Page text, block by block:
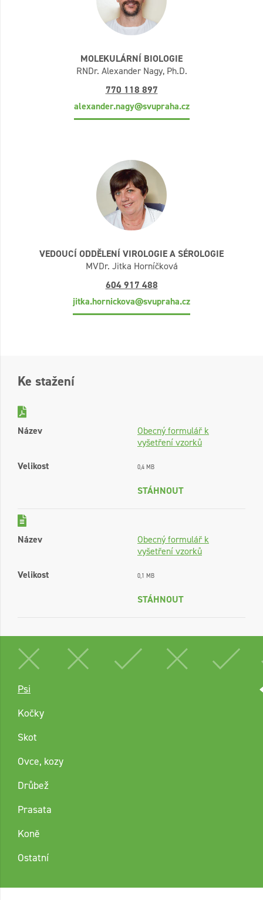
MOLEKULÁRNÍ BIOLOGIE
RNDr. Alexander Nagy, Ph.D.
770 118 897
alexander.nagy@svupraha.cz
VEDOUCÍ ODDĚLENÍ VIROLOGIE A SÉROLOGIE
MVDr. Jitka Horníčková
604 917 488
jitka.hornickova@svupraha.cz
Ke stažení
Název
Obecný formulář k
vyšetření vzorků
Velikost
0,4 MB
STÁHNOUT
Název
Obecný formulář k
vyšetření vzorků
Velikost
0,1 MB
STÁHNOUT
Psi
Kočky
Skot
Ovce, kozy
Drůbež
Prasata
Koně
Ostatní